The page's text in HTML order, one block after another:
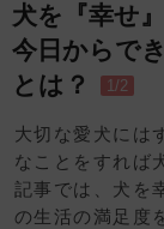
犬を『幸せ
今日からで
とは？
1/2
大切な愛犬には
なことをすれば
記事では、犬を
の生活の満足度